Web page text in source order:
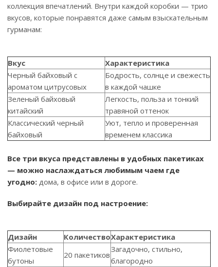
коллекция впечатлений. Внутри каждой коробки — трио
вкусов, которые понравятся даже самым взыскательным
гурманам:
Вкус
Характеристика
Черный байховый с
ароматом цитрусовых
Бодрость, солнце и свежесть
в каждой чашке
Зеленый байховый
китайский
Легкость, польза и тонкий
травяной оттенок
Классический черный
байховый
Уют, тепло и проверенная
временем классика
Все три вкуса представлены в удобных пакетиках
— можно наслаждаться любимым чаем где
угодно: дома, в офисе или в дороге.
Выбирайте дизайн под настроение:
Дизайн КоличествоХарактеристика
Фиолетовые
бутоны
20 пакетиков
Загадочно, стильно,
благородно